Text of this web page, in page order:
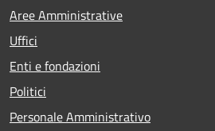
Aree Amministrative
Uffici
Enti e fondazioni
Politici
Personale Amministrativo